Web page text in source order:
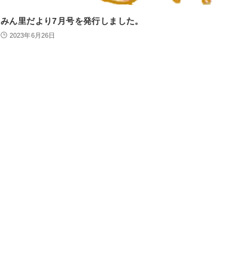
みん里だより7月号を発行しました。
2023年6月26日